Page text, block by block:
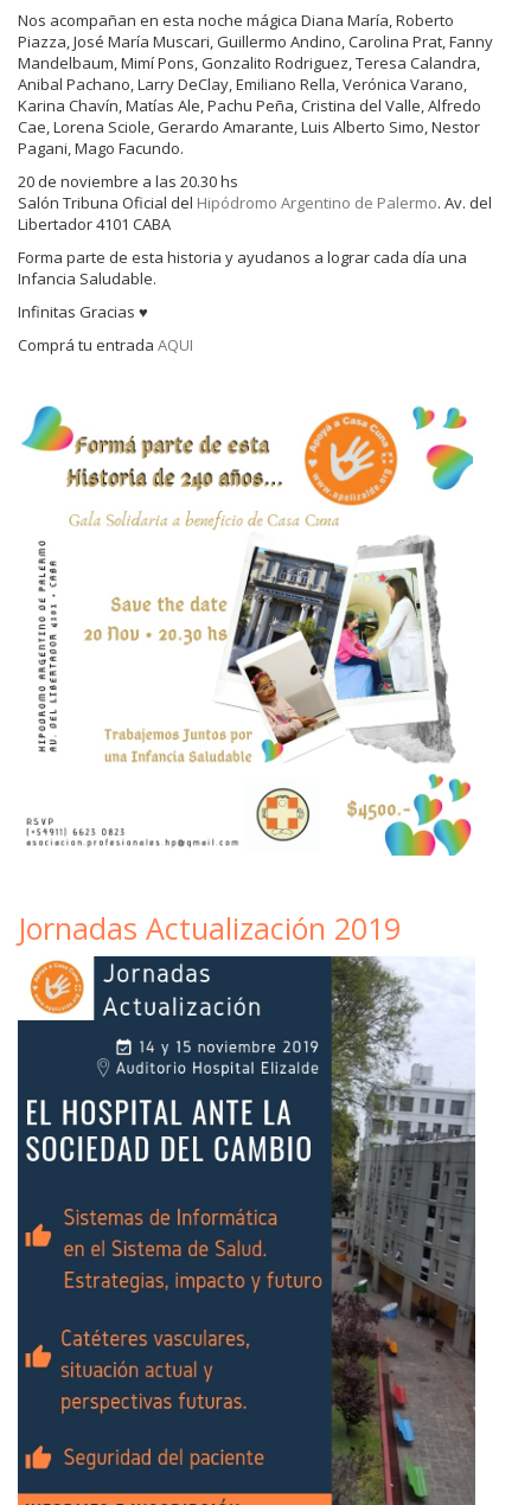
Nos acompañan en esta noche mágica Diana María, Roberto
Piazza, José María Muscari, Guillermo Andino, Carolina Prat, Fanny
Mandelbaum, Mimí Pons, Gonzalito Rodriguez, Teresa Calandra,
Anibal Pachano, Larry DeClay, Emiliano Rella, Verónica Varano,
Karina Chavín, Matías Ale, Pachu Peña, Cristina del Valle, Alfredo
Cae, Lorena Sciole, Gerardo Amarante, Luis Alberto Simo, Nestor
Pagani, Mago Facundo.
20 de noviembre a las 20.30 hs
Salón Tribuna Oficial del Hipódromo Argentino de Palermo. Av. del
Libertador 4101 CABA
Forma parte de esta historia y ayudanos a lograr cada día una
Infancia Saludable.
Infinitas Gracias ♥
Comprá tu entrada AQUI
Jornadas Actualización 2019